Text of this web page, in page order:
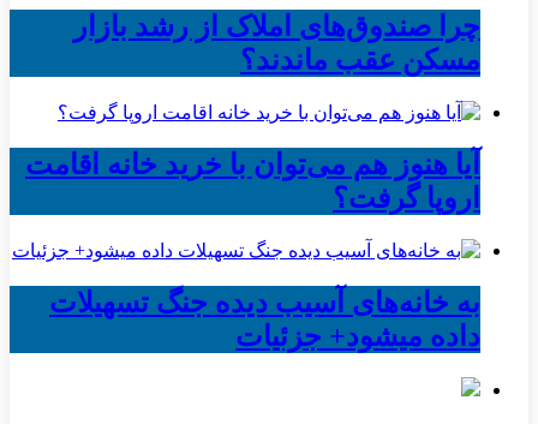
چرا صندوق‌های املاک از رشد بازار
مسکن عقب ماندند؟
آیا هنوز هم می‌توان با خرید خانه اقامت
اروپا گرفت؟
به خانه‌های آسیب دیده جنگ تسهیلات
داده میشود+ جزئیات